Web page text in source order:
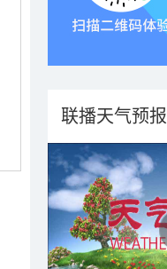
联播天气预报